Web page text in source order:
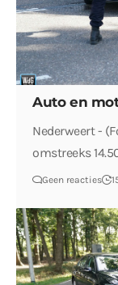
Auto en
Nederweert -
omstreeks
Geen reacties